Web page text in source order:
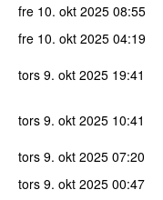
fre 10. okt 2025 08:55
fre 10. okt 2025 04:19
tors 9. okt 2025 19:41
tors 9. okt 2025 10:41
tors 9. okt 2025 07:20
tors 9. okt 2025 00:47